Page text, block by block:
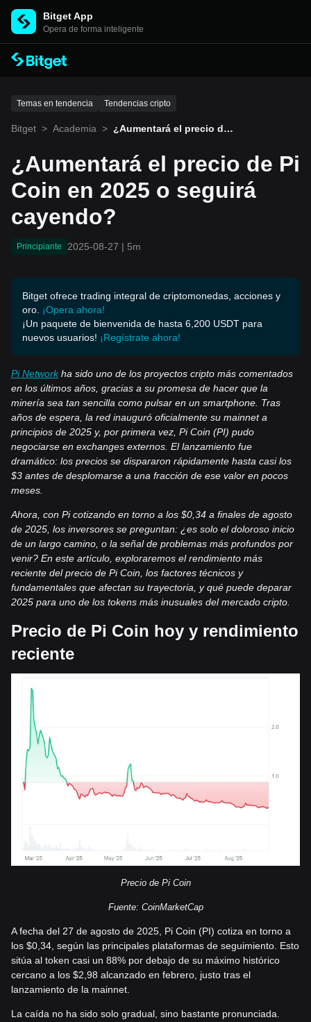
Bitget App
Opera de forma inteligente
Temas en tendencia Tendencias cripto
Bitget > Academia > ¿Aumentará el precio de P
¿Aumentará el precio de Pi
Coin en 2025 o seguirá
cayendo?
Principiante 2025-08-27 | 5m
Bitget ofrece trading integral de criptomonedas, acciones y
oro. ¡Opera ahora!
¡Un paquete de bienvenida de hasta 6,200 USDT para
nuevos usuarios! ¡Regístrate ahora!
Pi Network ha sido uno de los proyectos cripto más comentados
en los últimos años, gracias a su promesa de hacer que la
minería sea tan sencilla como pulsar en un smartphone. Tras
años de espera, la red inauguró oficialmente su mainnet a
principios de 2025 y, por primera vez, Pi Coin (PI) pudo
negociarse en exchanges externos. El lanzamiento fue
dramático: los precios se dispararon rápidamente hasta casi los
$3 antes de desplomarse a una fracción de ese valor en pocos
meses.
Ahora, con Pi cotizando en torno a los $0,34 a finales de agosto
de 2025, los inversores se preguntan: ¿es solo el doloroso inicio
de un largo camino, o la señal de problemas más profundos por
venir? En este artículo, exploraremos el rendimiento más
reciente del precio de Pi Coin, los factores técnicos y
fundamentales que afectan su trayectoria, y qué puede deparar
2025 para uno de los tokens más inusuales del mercado cripto.
Precio de Pi Coin hoy y rendimiento
reciente
Precio de Pi Coin
Fuente: CoinMarketCap
A fecha del 27 de agosto de 2025, Pi Coin (PI) cotiza en torno a
los $0,34, según las principales plataformas de seguimiento. Esto
sitúa al token casi un 88% por debajo de su máximo histórico
cercano a los $2,98 alcanzado en febrero, justo tras el
lanzamiento de la mainnet.
La caída no ha sido solo gradual, sino bastante pronunciada.